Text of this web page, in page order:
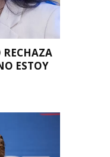
RECHAZA
ESTOY